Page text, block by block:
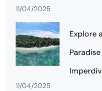
11/04/2025
Explore
11/04/2025